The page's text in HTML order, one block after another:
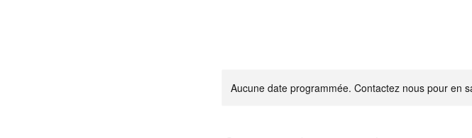
Aucune date programmée. Contactez nous pour en